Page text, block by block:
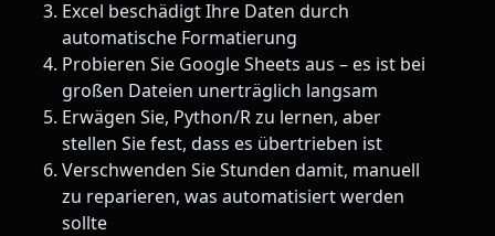
Excel beschädigt Ihre Daten durch
automatische Formatierung
Probieren Sie Google Sheets aus – es ist bei
großen Dateien unerträglich langsam
Erwägen Sie, Python/R zu lernen, aber
stellen Sie fest, dass es übertrieben ist
Verschwenden Sie Stunden damit, manuell
zu reparieren, was automatisiert werden
sollte